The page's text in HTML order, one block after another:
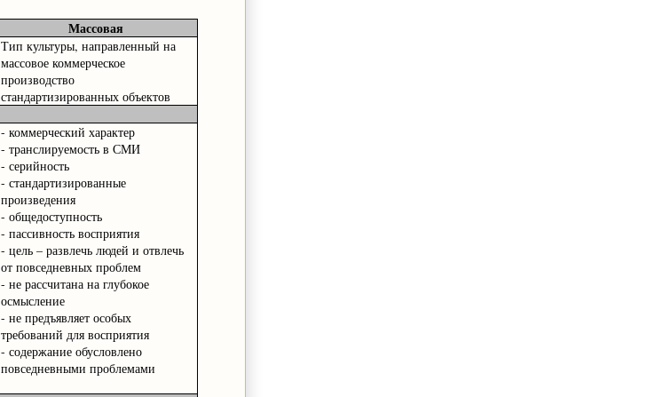
Массовая
Тип культуры, направленный на
массовое коммерческое
производство
стандартизированных объектов
- коммерческий характер
- транслируемость в СМИ
- серийность
- стандартизированные
произведения
- общедоступность
- пассивность восприятия
- цель – развлечь людей и отвлечь
от повседневных проблем
- не рассчитана на глубокое
осмысление
- не предъявляет особых
требований для восприятия
- содержание обусловлено
повседневными проблемами